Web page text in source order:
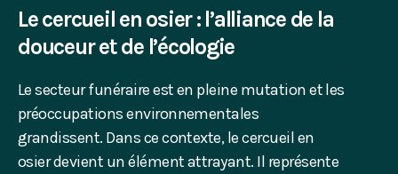
Le cercueil en osier : l’alliance de la
douceur et de l’écologie
Le secteur funéraire est en pleine mutation et les
préoccupations environnementales
grandissent. Dans ce contexte, le cercueil en
osier devient un élément attrayant. Il représente